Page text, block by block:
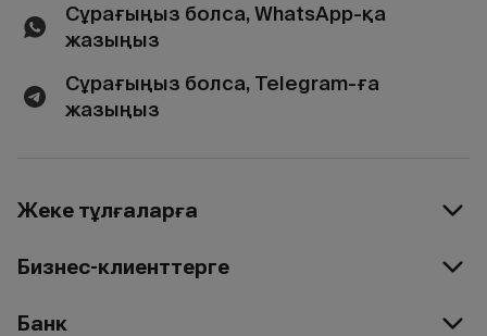
Сұрағыңыз болса, WhatsApp-қа
жазыңыз
Сұрағыңыз болса, Telegram-ға
жазыңыз
Жеке тұлғаларға
Бизнес-клиенттерге
Банк